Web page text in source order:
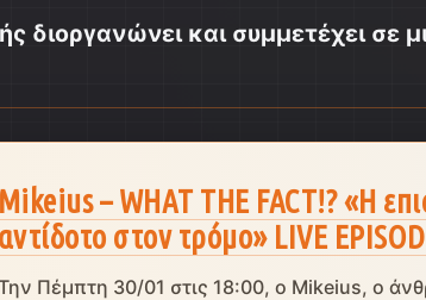
διοργανώνει και συμμετέχει σε
Mikeius – WHAT THE FACT!? «Η
αντίδοτο στον τρόμο» LIVE
Πέμπτη 30/01 στις 18:00, ο Mikeius, ο